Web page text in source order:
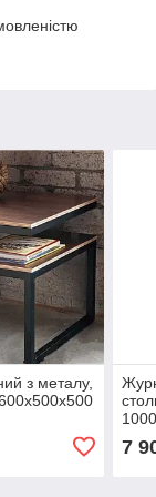
з металу,
7